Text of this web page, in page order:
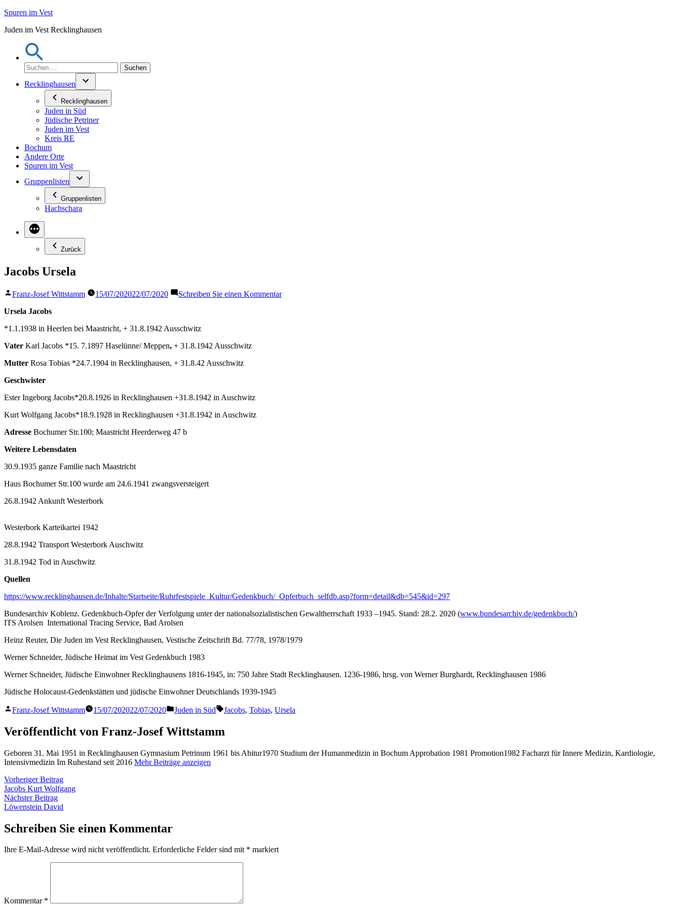
Zum
springen
Spuren im Vest
Juden im Vest Recklinghausen
Suchen
nach:
Recklinghausen
Recklinghausen
Juden in Süd
Jüdische Petriner
Juden im Vest
Kreis RE
Bochum
Andere Orte
Spuren im Vest
Gruppenlisten
Gruppenlisten
Hachschara
Zurück
Jacobs Ursela
Veröffentlicht
Franz-Josef Wittstamm 15/07/202022/07/2020 Schreiben Sie einen Kommentarzu
Ursela Jacobs
*1.1.1938 in Heerlen bei Maastricht, + 31.8.1942 Ausschwitz
Vater Karl Jacobs *15. 7.1897 Haselünne/ Meppen, + 31.8.1942 Ausschwitz
Mutter Rosa Tobias *24.7.1904 in Recklinghausen, + 31.8.42 Ausschwitz
Geschwister
Ester Ingeborg Jacobs*20.8.1926 in Recklinghausen +31.8.1942 in Auschwitz
Kurt Wolfgang Jacobs*18.9.1928 in Recklinghausen +31.8.1942 in Auschwitz
Adresse Bochumer Str.100; Maastricht Heerderweg 47 b
Weitere Lebensdaten
30.9.1935 ganze Familie nach Maastricht
Haus Bochumer Str.100 wurde am 24.6.1941 zwangsversteigert
26.8.1942 Ankunft Westerbork
Westerbork Karteikartei 1942
28.8.1942 Transport Westerbork Auschwitz
31.8.1942 Tod in Auschwitz
Quellen
https://www.recklinghausen.de/Inhalte/Startseite/Ruhrfestspiele_Kultur/Gedenkbuch/_Opferbuch_selfdb.asp?form=detail&db=545&id=297
Bundesarchiv Koblenz. Gedenkbuch-Opfer der Verfolgung unter der nationalsozialistischen Gewaltherrschaft 1933 –1945. Stand: 28.2. 2020 (www.bundesarchiv.de/gedenkbuch/)
ITS Arolsen International Tracing Service, Bad Arolsen
Heinz Reuter, Die Juden im Vest Recklinghausen, Vestische Zeitschrift Bd. 77/78, 1978/1979
Werner Schneider, Jüdische Heimat im Vest Gedenkbuch 1983
Werner Schneider, Jüdische Einwohner Recklinghausens 1816-1945, in: 750 Jahre Stadt Recklinghausen. 1236-1986, hrsg. von Werner Burghardt, Recklinghausen 1986
Jüdische Holocaust-Gedenkstätten und jüdische Einwohner Deutschlands 1939-1945
Veröffentlicht
Franz-Josef Wittstamm 15/07/202022/07/2020
Veröffentlicht
Juden in Süd Schlagwörter:
Jacobs, Tobias, Ursela
Veröffentlicht von Franz-Josef Wittstamm
Geboren 31. Mai 1951 in Recklinghausen Gymnasium Petrinum 1961 bis Abitur1970 Studium der Humanmedizin in Bochum Approbation 1981 Promotion1982 Facharzt für Innere Medizin, Kardiologie,
Intensivmedizin Im Ruhestand seit 2016 Mehr Beiträge anzeigen
Beitragsnavigation
Vorheriger BeitragVorheriger
Beitrag:
Jacobs Kurt Wolfgang
Nächster BeitragNächster
Beitrag:
Löwenstein David
Schreiben Sie einen Kommentar
Ihre E-Mail-Adresse wird nicht veröffentlicht. Erforderliche Felder sind mit * markiert
Kommentar *